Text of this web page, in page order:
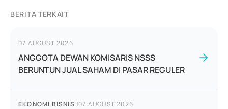
BERITA TERKAIT
07 AUGUST 2026
ANGGOTA DEWAN KOMISARIS NSSS
BERUNTUN JUAL SAHAM DI PASAR REGULER
EKONOMI BISNIS |07 AUGUST 2026